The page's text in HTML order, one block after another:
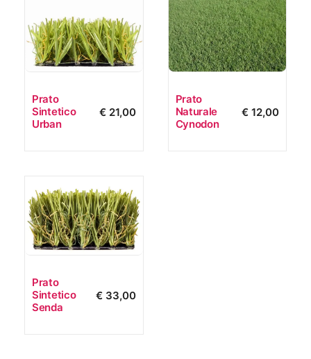
Prato
Sintetico
Urban
€21,00
Prato
Naturale
Cynodon
€ 12,00
Prato
Sintetico
Senda
€33,00